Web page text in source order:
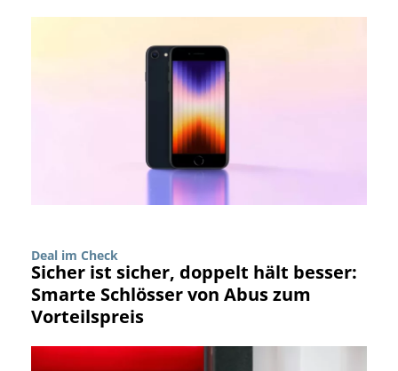
Deal im Check
Sicher ist sicher, doppelt hält besser:
Smarte Schlösser von Abus zum
Vorteilspreis